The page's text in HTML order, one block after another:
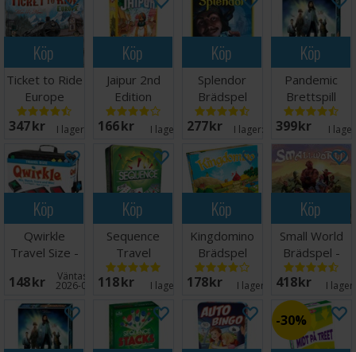
Köp
Ticket to Ride
Europe
Brädspel
347 SEK I lager: 20+
Köp
Jaipur 2nd
Edition
Brädspel
166 SEK I lager: 1
Köp
Splendor
Brädspel
277 SEK I lager: 20+
Köp
Pandemic
Brettspill
399 SEK I
Köp
Qwirkle
Travel Size -
Reseutgåva
148 SEK Väntas in:
2026-09-30
Köp
Sequence
Travel
Brädspel -
Reseutgåva
118 SEK I lager:
Köp
Kingdomino
Brädspel
178 SEK I lager: 18
Köp
Small World
Brädspel -
Svensk
418 SEK I
30%